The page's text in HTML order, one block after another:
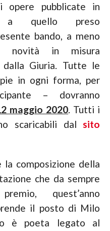
opere pubblicate in
a quello preso
bando, a meno
novità in misura
dalla Giuria. Tutte le
in ogni forma, per
– dovranno
maggio 2020. Tutti i
scaricabili dalsito
la composizione della
che da sempre
quest’anno
il posto di Milo
è poeta legato al